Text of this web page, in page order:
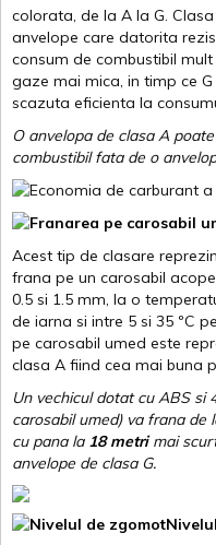
colorata, de la A la G.
anvelope care datorita
consum de combustibil
gaze mai mica, in timp ce
scazuta eficienta la
O anvelopa de clasa A
combustibil fata de o
Acest tip de clasare
frana pe un carosabil
0.5 si 1.5 mm, la o
de iarna si intre 5 si 35 ºC
pe carosabil umed este
clasa A fiind cea mai buna
Un vechicul dotat cu ABS si
carosabil umed) va frana de
cu pana la 18 metrimai
anvelope de clasa G.